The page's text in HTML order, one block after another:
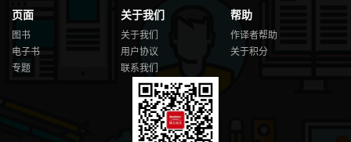
7.2.4 数字格式调整 / 194
7.2.5 动态标题 / 195
7.2.6 设置图表为筛选器 / 195
7.2.7 添加筛选器 / 196
7.2.8 调整筛选器样式 / 197
7.2.10 下钻销售趋势 / 198
7.3 销售分析——完善地图 / 198
7.3.1 添加州地图及LOD计算字段 / 198
页面
图书
电子书
专题
关于我们
关于我们
用户协议
联系我们
帮助
作译者帮助
关于积分